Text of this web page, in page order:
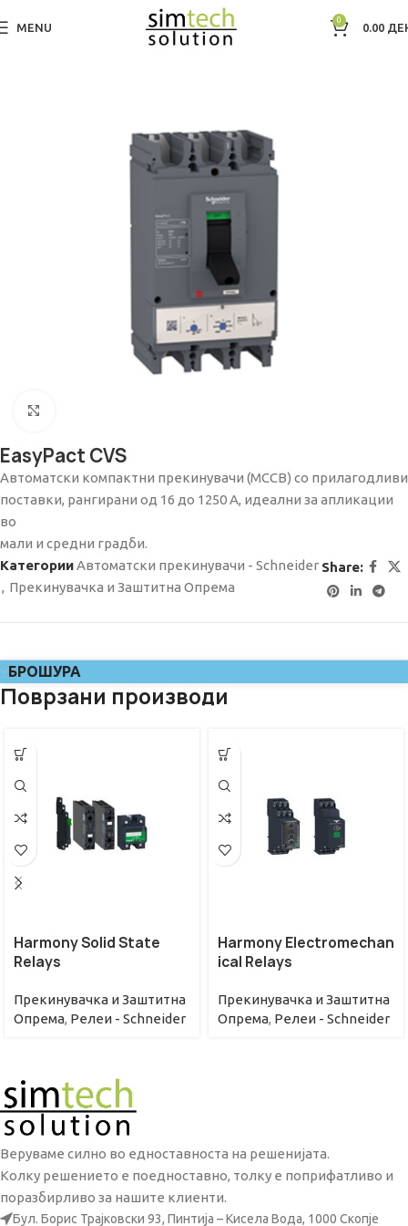
MENU
0
0.00
Дома Прекинувачкa и Заштитна Опрема
EasyPact CVS
Автоматски компактни прекинувачи (MCCB) со прилагодливи
поставки, рангирани од 16 до 1250 А, идеални за апликации
во
мали и средни градби.
КатегорииАвтоматски прекинувачи - Schneider
, Прекинувачкa и Заштитна Опрема
Share:
БРОШУРА
Поврзани производи
Harmony Solid State
Relays
Прекинувачкa и Заштитна
Опрема, Релеи - Schneider
Harmony Electromechan
ical Relays
Прекинувачкa и Заштитна
Опрема, Релеи - Schneider
Веруваме силно во едноставноста на решенијата.
Колку решението е поедноставно, толку е поприфатливо и
поразбирливо за нашите клиенти.
Бул. Борис Трајковски 93, Пинтија – Кисела Вода, 1000 Скопје